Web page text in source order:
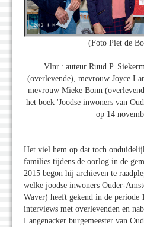
(Foto Piet de
Vlnr.: auteur Ruud P.
(overlevende), mevrouw Joyce
mevrouw Mieke Bonn
het boek 'Joodse inwoners van
op 14
Het viel hem op dat toch
families tijdens de oorlog in de
2015 begon hij archieven te
welke joodse inwoners Ouder-
Waver) heeft gekend in de
interviews met overlevenden en
Langenacker burgemeester van